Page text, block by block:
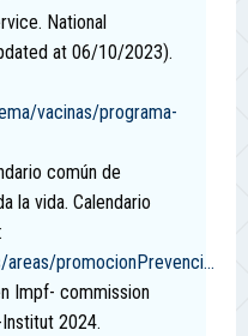
National
at 06/10/2023).
vacinas/programa-
común de
la vida. Calendario
promocionPrevenci...
Impf- commission
2024.